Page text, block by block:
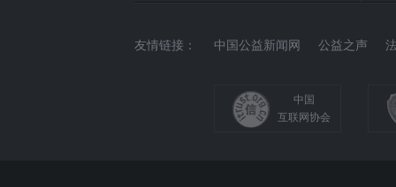
友情链接： 中国公益新闻网 公益之声
中国
互联网协会